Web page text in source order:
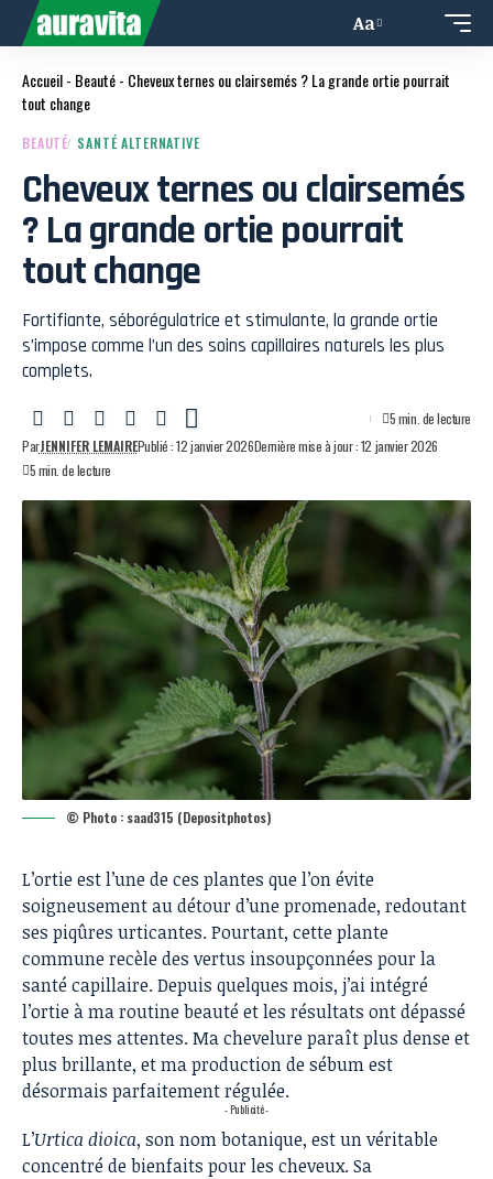
Aa
Accueil- Beauté- Cheveux ternes ou clairsemés ? La grande ortie pourrait
tout change
BEAUTÉ SANTÉ ALTERNATIVE
Cheveux ternes ou clairsemés
? La grande ortie pourrait
tout change
Fortifiante, séborégulatrice et stimulante, la grande ortie
s’impose comme l’un des soins capillaires naturels les plus
complets.
ParJENNIFER LEMAIREPublié : 12 janvier 2026Dernière mise à jour : 12 janvier 2026
5 min. de lecture
5 min. de lecture
© Photo : saad315 (Depositphotos)
L’ortie est l’une de ces plantes que l’on évite
soigneusement au détour d’une promenade, redoutant
ses piqûres urticantes. Pourtant, cette plante
commune recèle des vertus insoupçonnées pour la
santé capillaire. Depuis quelques mois, j’ai intégré
l’ortie à ma routine beauté et les résultats ont dépassé
toutes mes attentes. Ma chevelure paraît plus dense et
plus brillante, et ma production de sébum est
désormais parfaitement régulée.
- Publicité -
L’Urtica dioica, son nom botanique, est un véritable
concentré de bienfaits pour les cheveux. Sa